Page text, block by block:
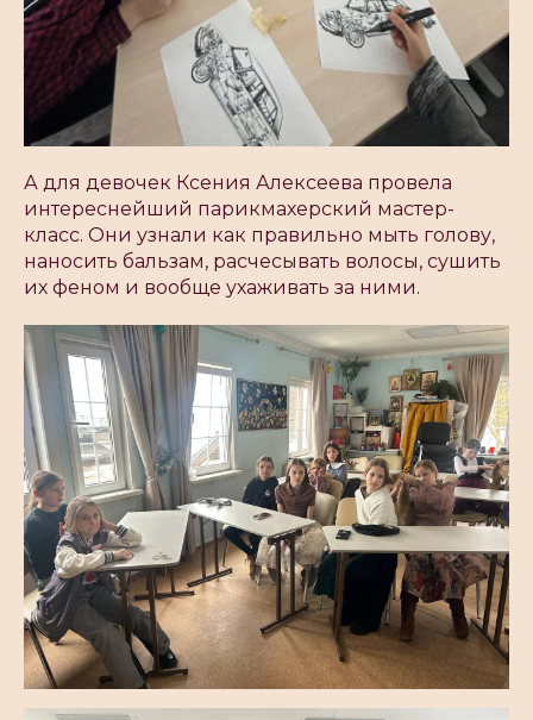
А для девочек Ксения Алексеева провела
интереснейший парикмахерский мастер-
класс. Они узнали как правильно мыть голову,
наносить бальзам, расчесывать волосы, сушить
их феном и вообще ухаживать за ними.